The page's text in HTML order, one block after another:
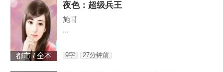
都市 / 全本
夜色：超级兵王
施哥
...
9字 27分钟前